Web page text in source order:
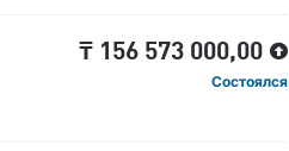
₸ 156 573 000,00
Состоялся